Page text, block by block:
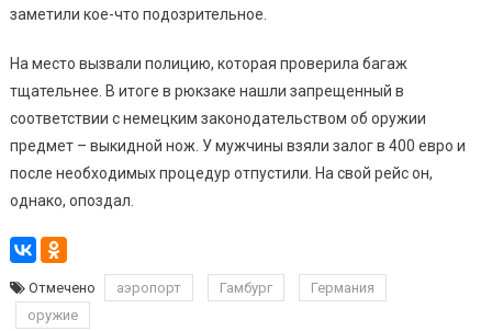
заметили кое-что подозрительное.
На место вызвали полицию, которая проверила багаж
тщательнее. В итоге в рюкзаке нашли запрещенный в
соответствии с немецким законодательством об оружии
предмет – выкидной нож. У мужчины взяли залог в 400 евро и
после необходимых процедур отпустили. На свой рейс он,
однако, опоздал.
Отмечено аэропорт Гамбург
Германия
оружие